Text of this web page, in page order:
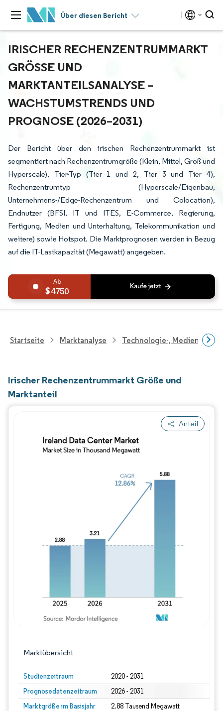
Über diesen Bericht
IRISCHER RECHENZENTRUMMARKT
GRÖSSE UND M
ARKTANTEILSANALYSE – W
ACHSTUMSTRENDS UND P
ROGNOSE (2026–2031)
Der Bericht über den irischen Rechenzentrummarkt ist
segmentiert nach Rechenzentrumgröße (Klein, Mittel, Groß und
Hyperscale), Tier-Typ (Tier 1 und 2, Tier 3 und Tier 4),
Rechenzentrumtyp (Hyperscale/Eigenbau,
Unternehmens-/Edge-Rechenzentrum und Colocation),
Endnutzer (BFSI, IT und ITES, E-Commerce, Regierung,
Fertigung, Medien und Unterhaltung, Telekommunikation und
weitere) sowie Hotspot. Die Marktprognosen werden in Bezug
auf die IT-Lastkapazität (Megawatt) angegeben.
4750
Startseite Marktanalyse Technologie-, Medien- Und
Irischer Rechenzentrummarkt Größe und
Marktanteil
Anteil
Marktübersicht
Studienzeitraum 2020 - 2031
Prognosedatenzeitraum 2026 - 2031
Marktgröße im Basisjahr
2.88 Tausend Megawatt
Bild © Mordor Intelligence.